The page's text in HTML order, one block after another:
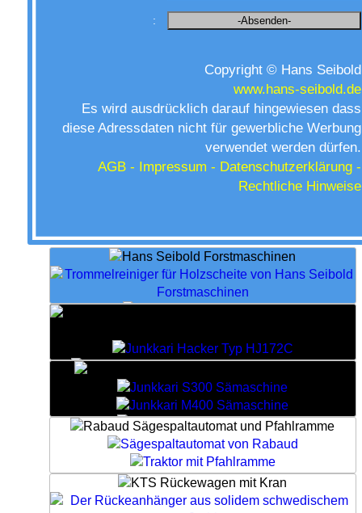
:
Copyright © Hans Seibold
www.hans-seibold.de
Es wird ausdrücklich darauf hingewiesen dass
diese Adressdaten nicht für gewerbliche Werbung
verwendet werden dürfen.
AGB - Impressum - Datenschutzerklärung -
Rechtliche Hinweise